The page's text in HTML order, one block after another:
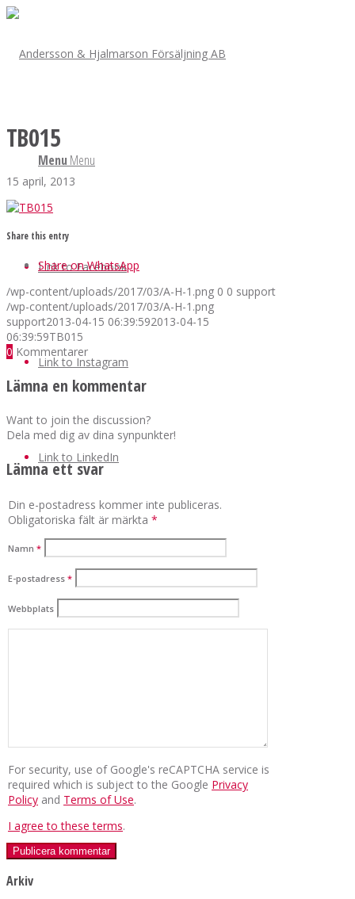
Menu Menu
Link to Facebook
Link to Instagram
Link to LinkedIn
TB015
15 april, 2013
Share this entry
Share on WhatsApp
/wp-content/uploads/2017/03/A-H-1.png 0 0 support
/wp-content/uploads/2017/03/A-H-1.png
support2013-04-15 06:39:592013-04-15
06:39:59TB015
0 Kommentarer
Lämna en kommentar
Want to join the discussion?
Dela med dig av dina synpunkter!
Lämna ett svar
Din e-postadress kommer inte publiceras.
Obligatoriska fält är märkta *
Namn *
E-postadress *
Webbplats
For security, use of Google's reCAPTCHA service is
required which is subject to the Google Privacy
Policy and Terms of Use.
I agree to these terms.
Arkiv